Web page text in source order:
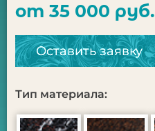
от 35 000 руб.
Оставить заявку
Тип материала: